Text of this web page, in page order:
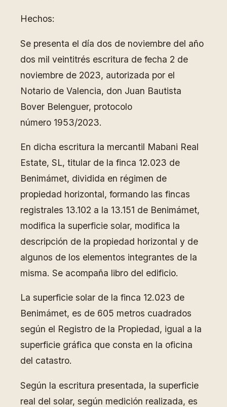
Hechos:
Se presenta el día dos de noviembre del año
dos mil veintitrés escritura de fecha 2 de
noviembre de 2023, autorizada por el
Notario de Valencia, don Juan Bautista
Bover Belenguer, protocolo
número 1953/2023.
En dicha escritura la mercantil Mabani Real
Estate, SL, titular de la finca 12.023 de
Benimámet, dividida en régimen de
propiedad horizontal, formando las fincas
registrales 13.102 a la 13.151 de Benimámet,
modifica la superficie solar, modifica la
descripción de la propiedad horizontal y de
algunos de los elementos integrantes de la
misma. Se acompaña libro del edificio.
La superficie solar de la finca 12.023 de
Benimámet, es de 605 metros cuadrados
según el Registro de la Propiedad, igual a la
superficie gráfica que consta en la oficina
del catastro.
Según la escritura presentada, la superficie
real del solar, según medición realizada, es